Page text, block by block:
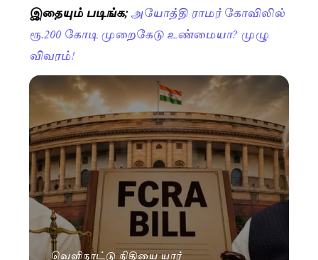
இதையும் படிங்க;அயோத்தி ராமர் கோவிலில்
ரூ.200 கோடி முறைகேடு உண்மையா? முழு
விவரம்!
வெளிநாட்டு நிதியை யார்